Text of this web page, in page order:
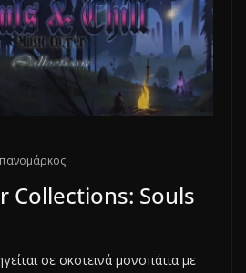
Collections: Souls
σε σκοτεινά μονοπάτια με